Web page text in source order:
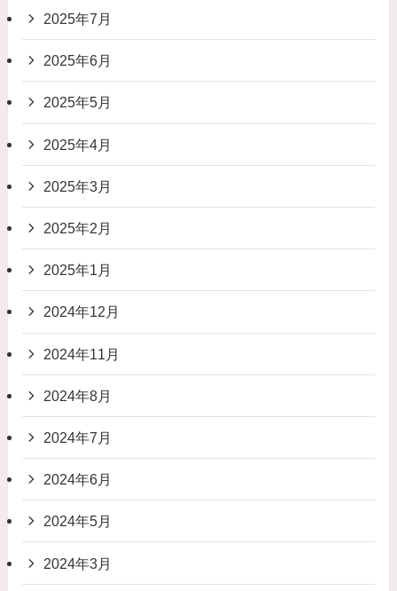
2025年7月
2025年6月
2025年5月
2025年4月
2025年3月
2025年2月
2025年1月
2024年12月
2024年11月
2024年8月
2024年7月
2024年6月
2024年5月
2024年3月